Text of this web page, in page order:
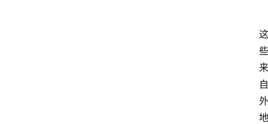
这
些
来
自
外
地